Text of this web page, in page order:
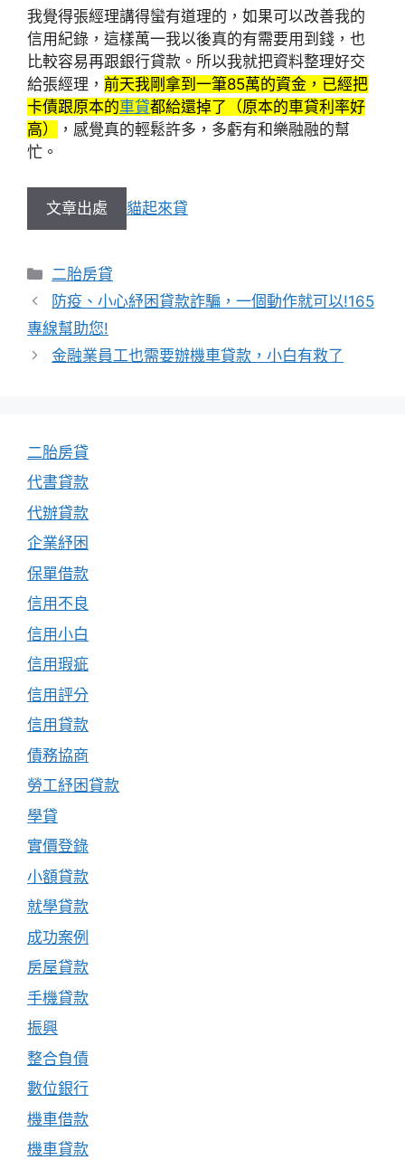
我覺得張經理講得蠻有道理的，如果可以改善我的
信用紀錄，這樣萬一我以後真的有需要用到錢，也
比較容易再跟銀行貸款。所以我就把資料整理好交
給張經理， 前天我剛拿到一筆85萬的資金，已經把
卡債跟原本的車貸都給還掉了（原本的車貸利率好
高）
，感覺真的輕鬆許多，多虧有和樂融融的幫
忙。
文章出處 貓起來貸
分
類
二胎房貸
防疫、小心紓困貸款詐騙，一個動作就可以!165
專線幫助您!
金融業員工也需要辦機車貸款，小白有救了
二胎房貸
代書貸款
代辦貸款
企業紓困
保單借款
信用不良
信用小白
信用瑕疵
信用評分
信用貸款
債務協商
勞工紓困貸款
學貸
實價登錄
小額貸款
就學貸款
成功案例
房屋貸款
手機貸款
振興
整合負債
數位銀行
機車借款
機車貸款